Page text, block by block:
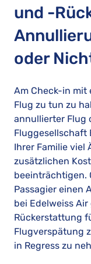
und -
oder
Am Check-in mit
Flug zu tun zu
annullierter Flug
Fluggesellschaft
Ihrer Familie viel
zusätzlichen
beeinträchtigen.
Passagier einen
bei Edelweiss
Rückerstattung
Flugverspätung
in Regress zu